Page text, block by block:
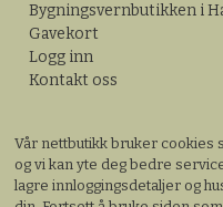
Bygningsvernbutikken i
Gavekort
Logg inn
Kontakt oss
Vår nettbutikk bruker cookies
og vi kan yte deg bedre
lagre innloggingsdetaljer og